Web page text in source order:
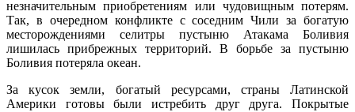
незначительным приобретениям или чудовищным потерям.
Так, в очередном конфликте с соседним Чили за богатую
месторождениями селитры пустыню Атакама Боливия
лишилась прибрежных территорий. В борьбе за пустыню
Боливия потеряла океан.
За кусок земли, богатый ресурсами, страны Латинской
Америки готовы были истребить друг друга. Покрытые